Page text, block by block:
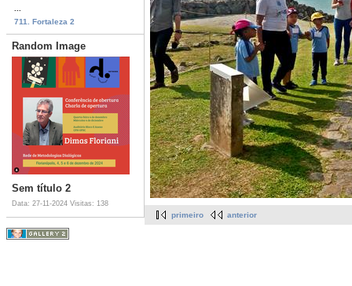
711. Fortaleza 2
Random Image
Sem título 2
Data: 27-11-2024 Visitas: 138
primeiro anterior